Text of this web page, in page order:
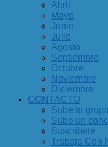
Abril
Mayo
Junio
Julio
Agosto
Septiembre
Octubre
Noviembre
Diciembre
CONTACTO
Sube tu grupo
Sube un
Suscríbete
Trabaja Con